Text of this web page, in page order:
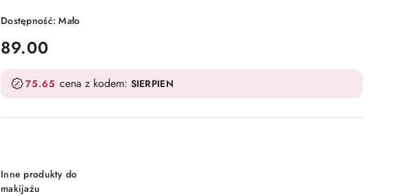
Dostępność:Mało
cena:
89.00
75.65 cena z kodem: SIERPIEN
Wariant
Inne produkty do
makijażu